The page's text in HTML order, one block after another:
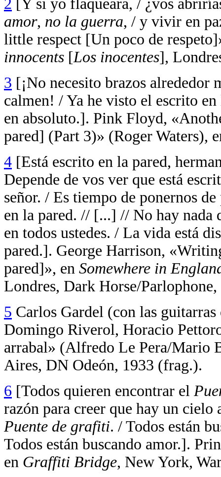
2 [Y si yo flaqueara, / ¿vos
amor, no la guerra, / y vivir en
little respect [Un poco de
innocents [Los inocentes],
3 [¡No necesito brazos alrededor
calmen! / Ya he visto el escrito
en absoluto.]. Pink Floyd,
pared] (Part 3)» (Roger Waters),
4 [Está escrito en la pared,
Depende de vos ver que está
señor. / Es tiempo de ponernos
en la pared. // [...] // No hay nada
en todos ustedes. / La vida está
pared.]. George Harrison,
pared]», en Somewhere in
Londres, Dark Horse/
5 Carlos Gardel (con las
Domingo Riverol, Horacio
arrabal» (Alfredo Le Pera/Mario
Aires, DN Odeón, 1933 (frag.).
6 [Todos quieren encontrar el
razón para creer que hay un
Puente de grafiti. / Todos están
Todos están buscando amor.].
en Graffiti Bridge, New York,